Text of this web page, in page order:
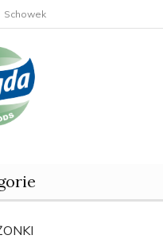
Schowek